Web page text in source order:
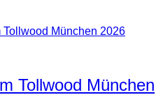
Tollwood München